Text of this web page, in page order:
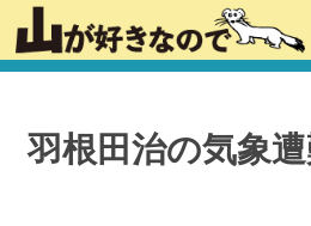
羽根田治の気象